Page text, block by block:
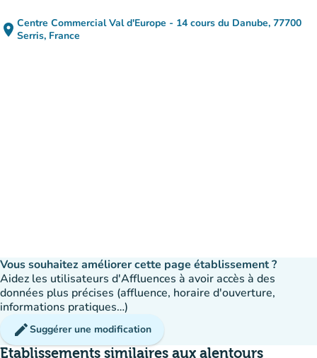
place Centre Commercial Val d'Europe - 14 cours du Danube, 77700
Serris, France
Vous souhaitez améliorer cette page établissement ?
Aidez les utilisateurs d'Affluences à avoir accès à des
données plus précises (affluence, horaire d'ouverture,
informations pratiques…)
editSuggérer une modification
Etablissements similaires aux alentours